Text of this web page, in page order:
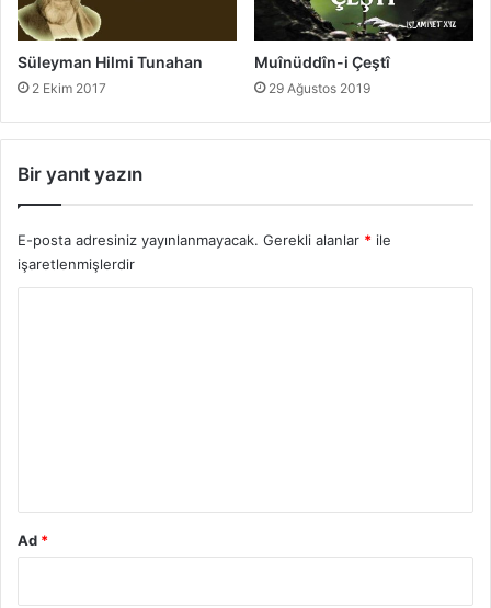
Süleyman Hilmi Tunahan
2 Ekim 2017
Muînüddîn-i Çeştî
29 Ağustos 2019
Bir yanıt yazın
E-posta adresiniz yayınlanmayacak. Gerekli alanlar * ile
işaretlenmişlerdir
Ad *